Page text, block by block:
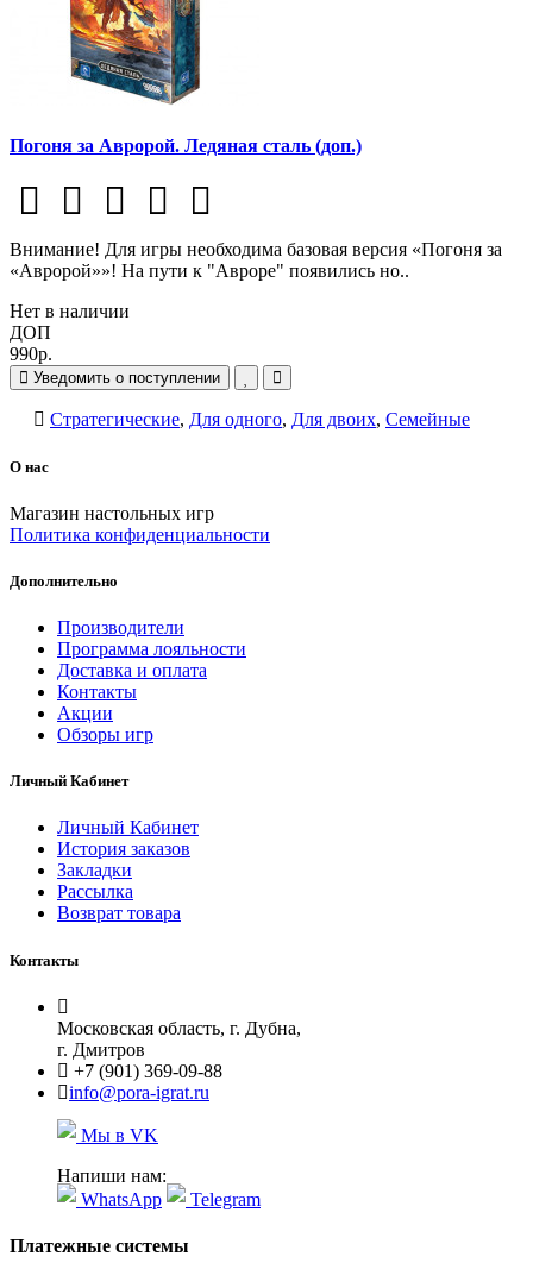
Погоня за Авророй. Ледяная сталь (доп.)
Внимание! Для игры необходима базовая версия «Погоня за
«Авророй»»! На пути к "Авроре" появились но..
Нет в наличии
ДОП
990р.
Уведомить о поступлении
Стратегические, Для одного, Для двоих, Семейные
О нас
Магазин настольных игр
Политика конфиденциальности
Дополнительно
Производители
Программа лояльности
Доставка и оплата
Контакты
Акции
Обзоры игр
Личный Кабинет
Личный Кабинет
История заказов
Закладки
Рассылка
Возврат товара
Контакты
Московская область, г. Дубна,
г. Дмитров
+7 (901) 369-09-88
info@pora-igrat.ru
Мы в VK
Напиши нам:
WhatsApp
Telegram
Платежные системы